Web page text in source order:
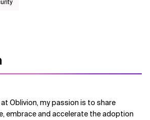
Oblivion, my passion is to share
embrace and accelerate the adoption